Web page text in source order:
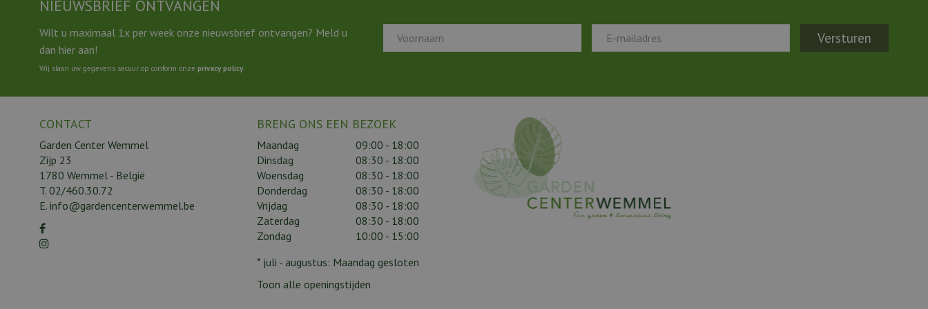
NIEUWSBRIEF ONTVANGEN
Wilt u maximaal 1x per week onze nieuwsbrief ontvangen? Meld u
dan hier aan!
Wij slaan uw gegevens secuur op conform onze privacy policy.
CONTACT
Garden Center Wemmel
Zijp 23
1780 Wemmel - België
T. 02/460.30.72
E. info@gardencenterwemmel.be
BRENG ONS EEN BEZOEK
Maandag
09:00 - 18:00
Dinsdag
08:30 - 18:00
Woensdag
08:30 - 18:00
Donderdag
08:30 - 18:00
Vrijdag
08:30 - 18:00
Zaterdag
08:30 - 18:00
Zondag
10:00 - 15:00
* juli - augustus: Maandag gesloten
Toon alle openingstijden